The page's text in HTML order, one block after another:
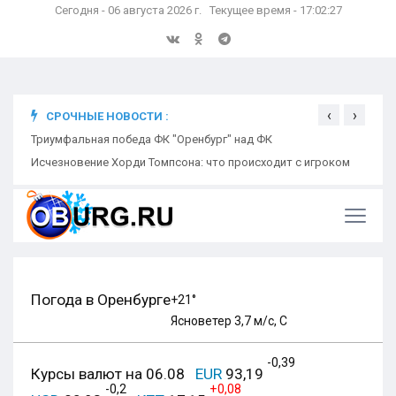
Сегодня - 06 августа 2026 г. Текущее время - 17:02:27
СРОЧНЫЕ НОВОСТИ :
Триумфальная победа ФК "Оренбург" над ФК
‹ ›
Погода в Оренбурге+21°
Ясноветер 3,7 м/с, С
Курсы валют на 06.08 EUR 93,19
-0,39
-0,2 +0,08